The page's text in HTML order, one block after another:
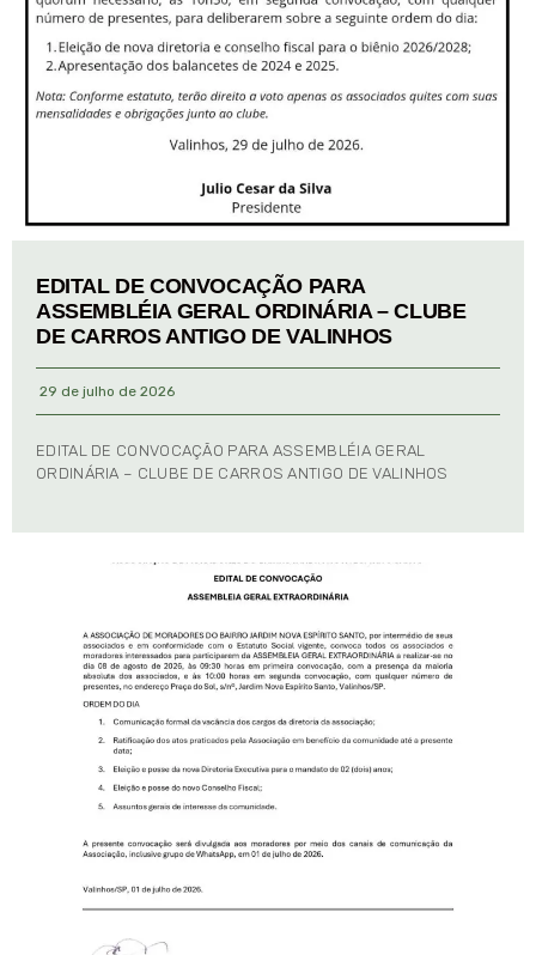
EDITAL DE CONVOCAÇÃO PARA
ASSEMBLÉIA GERAL ORDINÁRIA – CLUBE
DE CARROS ANTIGO DE VALINHOS
29 de julho de 2026
EDITAL DE CONVOCAÇÃO PARA ASSEMBLÉIA GERAL
ORDINÁRIA – CLUBE DE CARROS ANTIGO DE VALINHOS